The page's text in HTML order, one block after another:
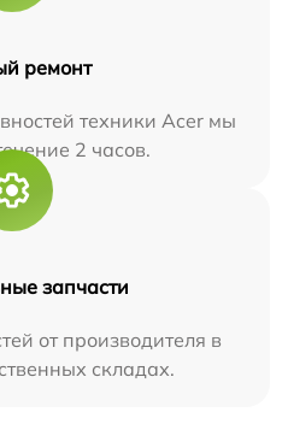
ремонт
техники Acer мы
2 часов.
запчасти
от производителя в
складах.